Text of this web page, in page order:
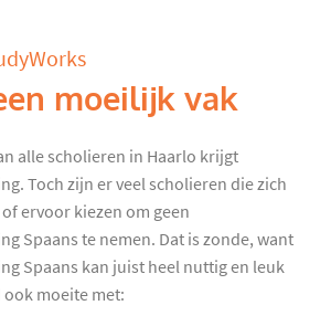
moeilijk vak
alle scholieren in Haarlo krijgt
Toch zijn er veel scholieren die zich
ervoor kiezen om geen
Spaans te nemen. Dat is zonde, want
Spaans kan juist heel nuttig en leuk
moeite met: